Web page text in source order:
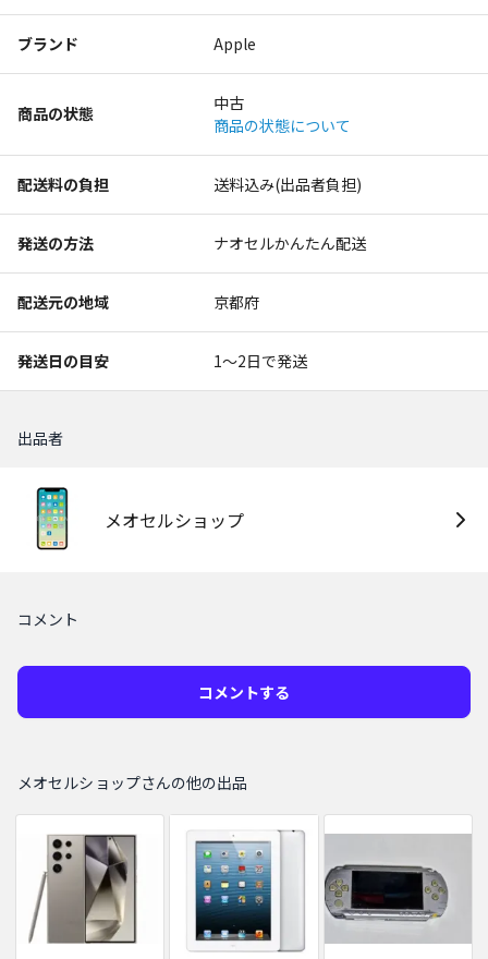
ブランド Apple
商品の状態
中古
商品の状態について
配送料の負担 送料込み(出品者負担)
発送の方法 ナオセルかんたん配送
配送元の地域 京都府
発送日の目安 1〜2日で発送
出品者
メオセルショップ
コメント
コメントする
メオセルショップさんの他の出品